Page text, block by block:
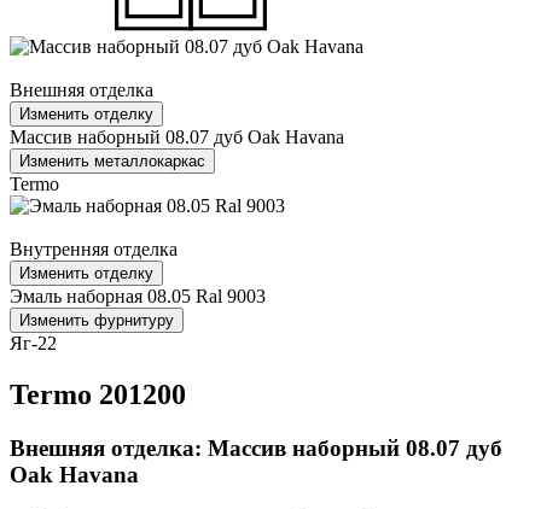
Внешняя отделка
Изменить отделку
Массив наборный 08.07 дуб Oak Havana
Изменить металлокаркас
Termo
Внутренняя отделка
Изменить отделку
Эмаль наборная 08.05 Ral 9003
Изменить фурнитуру
Яг-22
Termo 201200
Внешняя отделка: Массив наборный 08.07 дуб
Oak Havana